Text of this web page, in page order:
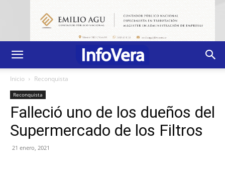
Inicio Reconquista
Reconquista
Falleció uno de los dueños del
Supermercado de los Filtros
21 enero, 2021